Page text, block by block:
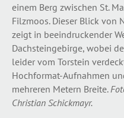
einem Berg zwischen St.
Filzmoos. Dieser Blick von
zeigt in beeindruckender
Dachsteingebirge, wobei
leider vom Torstein
Hochformat-Aufnahmen
mehreren Metern Breite.
Christian Schickmayr.